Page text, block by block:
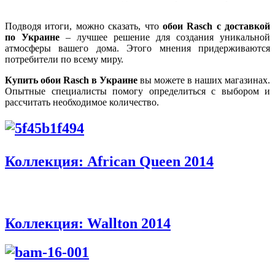
Подводя итоги, можно сказать, что обои Rasch с доставкой
по Украине – лучшее решение для создания уникальной
атмосферы вашего дома. Этого мнения придерживаются
потребители по всему миру.
Купить обои Rasch в Украине вы можете в наших магазинах.
Опытные специалисты помогу определиться с выбором и
рассчитать необходимое количество.
Коллекция: African Queen 2014
Коллекция: Wallton 2014